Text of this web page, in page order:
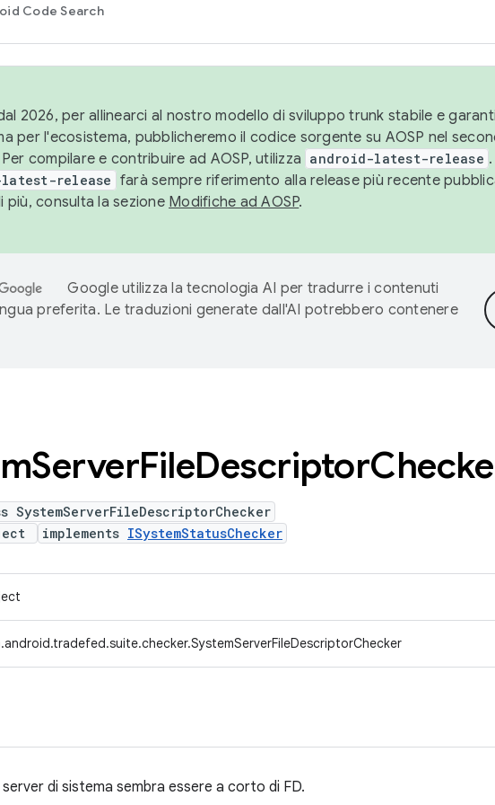
Code Search
2026, per allinearci al nostro modello di sviluppo trunk stabile e
per l'ecosistema, pubblicheremo il codice sorgente su AOSP nel
compilare e contribuire ad AOSP, utilizza android-latest-release
release farà sempre riferimento alla release più recente
più, consulta la sezione Modifiche ad AOSP.
Google utilizza la tecnologia AI per tradurre i contenuti
preferita. Le traduzioni generate dall'AI potrebbero contenere
ServerFileDescriptor
SystemServerFileDescriptorChecker
implements ISystemStatusChecker
di sistema sembra essere a corto di FD.